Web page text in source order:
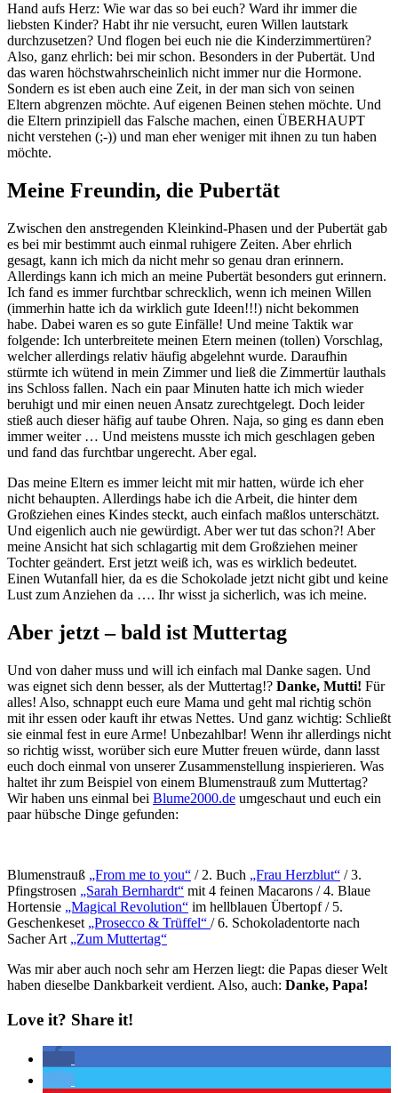
Hand aufs Herz: Wie war das so bei euch? Ward ihr immer die
liebsten Kinder? Habt ihr nie versucht, euren Willen lautstark
durchzusetzen? Und flogen bei euch nie die Kinderzimmertüren?
Also, ganz ehrlich: bei mir schon. Besonders in der Pubertät. Und
das waren höchstwahrscheinlich nicht immer nur die Hormone.
Sondern es ist eben auch eine Zeit, in der man sich von seinen
Eltern abgrenzen möchte. Auf eigenen Beinen stehen möchte. Und
die Eltern prinzipiell das Falsche machen, einen ÜBERHAUPT
nicht verstehen (;-)) und man eher weniger mit ihnen zu tun haben
möchte.
Meine Freundin, die Pubertät
Zwischen den anstregenden Kleinkind-Phasen und der Pubertät gab
es bei mir bestimmt auch einmal ruhigere Zeiten. Aber ehrlich
gesagt, kann ich mich da nicht mehr so genau dran erinnern.
Allerdings kann ich mich an meine Pubertät besonders gut erinnern.
Ich fand es immer furchtbar schrecklich, wenn ich meinen Willen
(immerhin hatte ich da wirklich gute Ideen!!!) nicht bekommen
habe. Dabei waren es so gute Einfälle! Und meine Taktik war
folgende: Ich unterbreitete meinen Etern meinen (tollen) Vorschlag,
welcher allerdings relativ häufig abgelehnt wurde. Daraufhin
stürmte ich wütend in mein Zimmer und ließ die Zimmertür lauthals
ins Schloss fallen. Nach ein paar Minuten hatte ich mich wieder
beruhigt und mir einen neuen Ansatz zurechtgelegt. Doch leider
stieß auch dieser häfig auf taube Ohren. Naja, so ging es dann eben
immer weiter … Und meistens musste ich mich geschlagen geben
und fand das furchtbar ungerecht. Aber egal.
Das meine Eltern es immer leicht mit mir hatten, würde ich eher
nicht behaupten. Allerdings habe ich die Arbeit, die hinter dem
Großziehen eines Kindes steckt, auch einfach maßlos unterschätzt.
Und eigenlich auch nie gewürdigt. Aber wer tut das schon?! Aber
meine Ansicht hat sich schlagartig mit dem Großziehen meiner
Tochter geändert. Erst jetzt weiß ich, was es wirklich bedeutet.
Einen Wutanfall hier, da es die Schokolade jetzt nicht gibt und keine
Lust zum Anziehen da …. Ihr wisst ja sicherlich, was ich meine.
Aber jetzt – bald ist Muttertag
Und von daher muss und will ich einfach mal Danke sagen. Und
was eignet sich denn besser, als der Muttertag!? Danke, Mutti! Für
alles! Also, schnappt euch eure Mama und geht mal richtig schön
mit ihr essen oder kauft ihr etwas Nettes. Und ganz wichtig: Schließt
sie einmal fest in eure Arme! Unbezahlbar! Wenn ihr allerdings nicht
so richtig wisst, worüber sich eure Mutter freuen würde, dann lasst
euch doch einmal von unserer Zusammenstellung inspierieren. Was
haltet ihr zum Beispiel von einem Blumenstrauß zum Muttertag?
Wir haben uns einmal bei Blume2000.de umgeschaut und euch ein
paar hübsche Dinge gefunden:
Blumenstrauß „From me to you“ / 2. Buch „Frau Herzblut“ / 3.
Pfingstrosen „Sarah Bernhardt“ mit 4 feinen Macarons / 4. Blaue
Hortensie „Magical Revolution“ im hellblauen Übertopf / 5.
Geschenkeset „Prosecco & Trüffel“ / 6. Schokoladentorte nach
Sacher Art „Zum Muttertag“
Was mir aber auch noch sehr am Herzen liegt: die Papas dieser Welt
haben dieselbe Dankbarkeit verdient. Also, auch: Danke, Papa!
Love it? Share it!